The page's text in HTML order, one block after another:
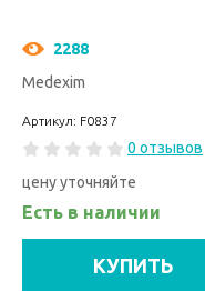
2288
Medexim
Артикул: F0837
0 отзывов
цену уточняйте
Есть в наличии
КУПИТЬ